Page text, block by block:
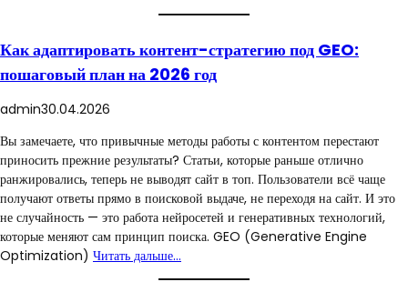
Как адаптировать контент-стратегию под GEO:
пошаговый план на 2026 год
admin30.04.2026
Вы замечаете, что привычные методы работы с контентом перестают
приносить прежние результаты? Статьи, которые раньше отлично
ранжировались, теперь не выводят сайт в топ. Пользователи всё чаще
получают ответы прямо в поисковой выдаче, не переходя на сайт. И это
не случайность — это работа нейросетей и генеративных технологий,
которые меняют сам принцип поиска. GEO (Generative Engine
Optimization) Читать дальше…